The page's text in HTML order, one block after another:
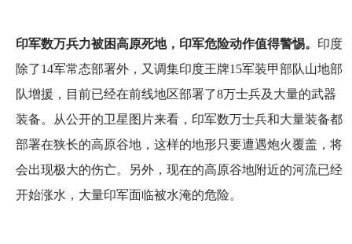
印军数万兵力被困高原死地，印军危险动作值得警惕。 印度
除了14军常态部署外，又调集印度王牌15军装甲部队山地部
队增援，目前已经在前线地区部署了8万士兵及大量的武器
装备。从公开的卫星图片来看，印军数万士兵和大量装备都
部署在狭长的高原谷地，这样的地形只要遭遇炮火覆盖，将
会出现极大的伤亡。另外，现在的高原谷地附近的河流已经
开始涨水，大量印军面临被水淹的危险。